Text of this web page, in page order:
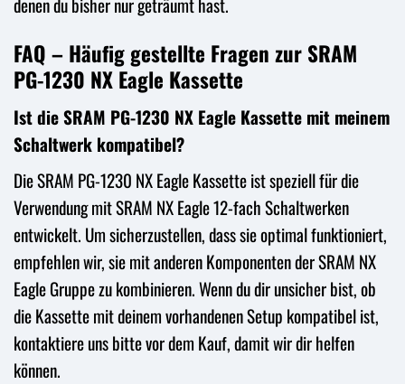
FAQ – Häufig gestellte Fragen zur SRAM
PG-1230 NX Eagle Kassette
Ist die SRAM PG-1230 NX Eagle Kassette mit meinem
Schaltwerk kompatibel?
Die SRAM PG-1230 NX Eagle Kassette ist speziell für die
Verwendung mit SRAM NX Eagle 12-fach Schaltwerken
entwickelt. Um sicherzustellen, dass sie optimal funktioniert,
empfehlen wir, sie mit anderen Komponenten der SRAM NX
Eagle Gruppe zu kombinieren. Wenn du dir unsicher bist, ob
die Kassette mit deinem vorhandenen Setup kompatibel ist,
kontaktiere uns bitte vor dem Kauf, damit wir dir helfen
können.